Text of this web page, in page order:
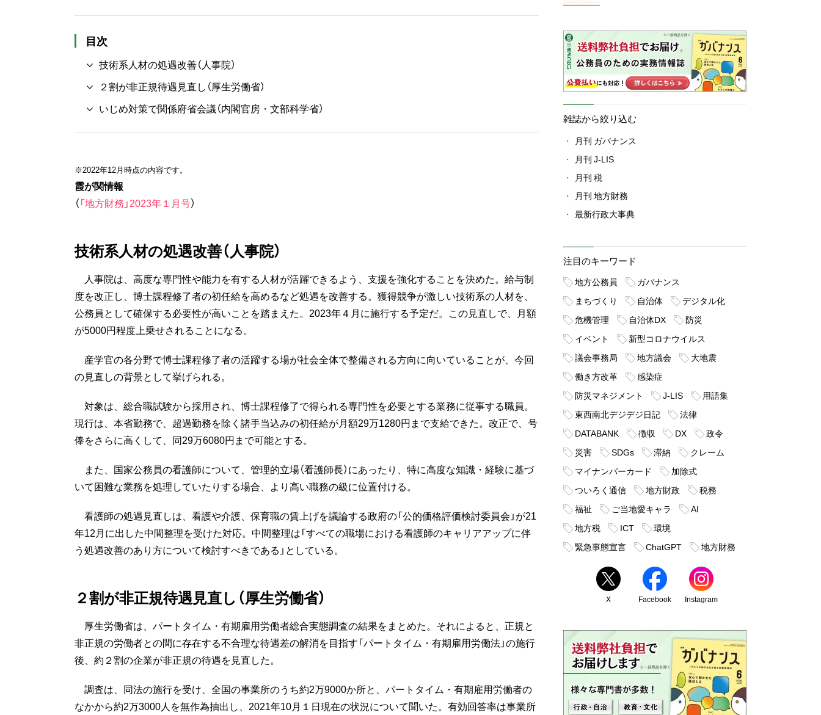
目次
技術系人材の処遇改善（人事院）
２割が非正規待遇見直し（厚生労働省）
いじめ対策で関係府省会議（内閣官房・文部科学省）
※2022年12月時点の内容です。
霞が関情報
（「地方財務」2023年１月号）
技術系人材の処遇改善（人事院）
人事院は、高度な専門性や能力を有する人材が活躍できるよう、支援を強化することを決めた。給与制
度を改正し、博士課程修了者の初任給を高めるなど処遇を改善する。獲得競争が激しい技術系の人材を、
公務員として確保する必要性が高いことを踏まえた。2023年４月に施行する予定だ。この見直しで、月額
が5000円程度上乗せされることになる。
産学官の各分野で博士課程修了者の活躍する場が社会全体で整備される方向に向いていることが、今回
の見直しの背景として挙げられる。
対象は、総合職試験から採用され、博士課程修了で得られる専門性を必要とする業務に従事する職員。
現行は、本省勤務で、超過勤務を除く諸手当込みの初任給が月額29万1280円まで支給できた。改正で、号
俸をさらに高くして、同29万6080円まで可能とする。
また、国家公務員の看護師について、管理的立場（看護師長）にあったり、特に高度な知識・経験に基づ
いて困難な業務を処理していたりする場合、より高い職務の級に位置付ける。
看護師の処遇見直しは、看護や介護、保育職の賃上げを議論する政府の「公的価格評価検討委員会」が21
年12月に出した中間整理を受けた対応。中間整理は「すべての職場における看護師のキャリアアップに伴
う処遇改善のあり方について検討すべきである」としている。
２割が非正規待遇見直し（厚生労働省）
厚生労働省は、パートタイム・有期雇用労働者総合実態調査の結果をまとめた。それによると、正規と
非正規の労働者との間に存在する不合理な待遇差の解消を目指す「パートタイム・有期雇用労働法」の施行
後、約２割の企業が非正規の待遇を見直した。
調査は、同法の施行を受け、全国の事業所のうち約2万9000か所と、パートタイム・有期雇用労働者の
なかから約2万3000人を無作為抽出し、2021年10月１日現在の状況について聞いた。有効回答率は事業所
雑誌から絞り込む
月刊 ガバナンス
月刊 J-LIS
月刊 税
月刊 地方財務
最新行政大事典
注目のキーワード
地方公務員
ガバナンス
まちづくり
自治体
デジタル化
危機管理
自治体DX
防災
イベント
新型コロナウイルス
議会事務局
地方議会
大地震
働き方改革
感染症
防災マネジメント
J-LIS
用語集
東西南北デジデジ日記
法律
DATABANK
徴収 DX
政令
災害
SDGs 滞納
クレーム
マイナンバーカード
加除式
ついろく通信
地方財政
税務
福祉
ご当地愛キャラ
AI
地方税
ICT
環境
緊急事態宣言
ChatGPT 地方財務
X Facebook Instagram